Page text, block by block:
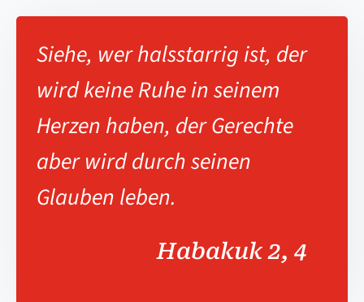
Siehe, wer halsstarrig ist, der
wird keine Ruhe in seinem
Herzen haben, der Gerechte
aber wird durch seinen
Glauben leben.
Habakuk 2, 4